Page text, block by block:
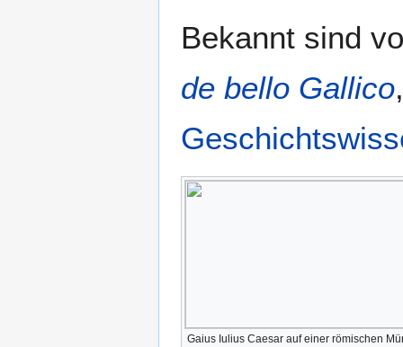
Bekannt sind
de bello Gallico
Gaius Iulius Caesar auf einer römischen